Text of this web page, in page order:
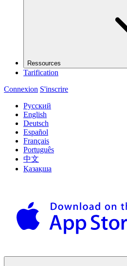
Ressources
Tarification
Connexion S'inscrire
Русский
English
Deutsch
Español
Français
Português
中文
Қазақша